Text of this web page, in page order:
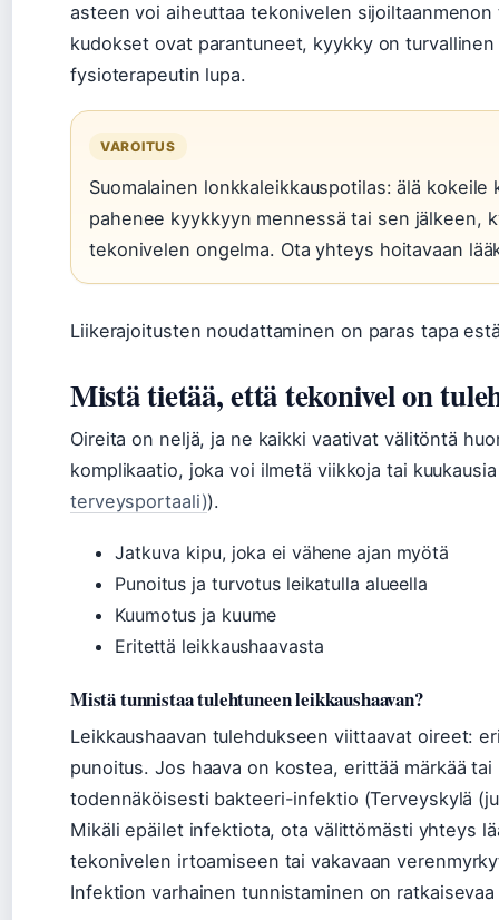
asteen voi aiheuttaa tekonivelen
kudokset ovat parantuneet, kyykky on
fysioterapeutin lupa.
VAROITUS
Suomalainen lonkkaleikkauspotilas: älä
pahenee kyykkyyn mennessä tai sen jälkeen,
tekonivelen ongelma. Ota yhteys hoitavaan
Liikerajoitusten noudattaminen on paras tapa
Mistä tietää, että tekonivel on
Oireita on neljä, ja ne kaikki vaativat välitöntä
komplikaatio, joka voi ilmetä viikkoja tai
terveysportaali)).
Jatkuva kipu, joka ei vähene ajan myötä
Punoitus ja turvotus leikatulla alueella
Kuumotus ja kuume
Eritettä leikkaushaavasta
Mistä tunnistaa tulehtuneen leikkaushaavan?
Leikkaushaavan tulehdukseen viittaavat oireet:
punoitus. Jos haava on kostea, erittää märkää
todennäköisesti bakteeri-infektio (Terveyskylä
Mikäli epäilet infektiota, ota välittömästi yhteys
tekonivelen irtoamiseen tai vakavaan
Infektion varhainen tunnistaminen on